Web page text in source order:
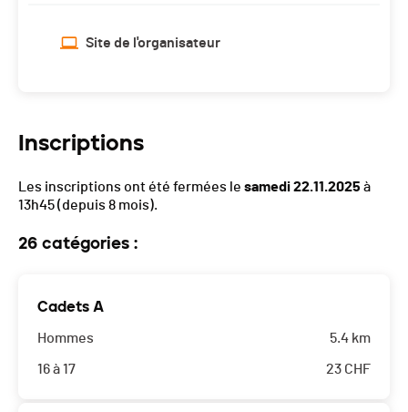
Site de l'organisateur
Inscriptions
Les inscriptions ont été fermées le samedi 22.11.2025 à
13h45(depuis 8 mois).
26 catégories :
Cadets A
Hommes
16 à 17
5.4 km
23 CHF